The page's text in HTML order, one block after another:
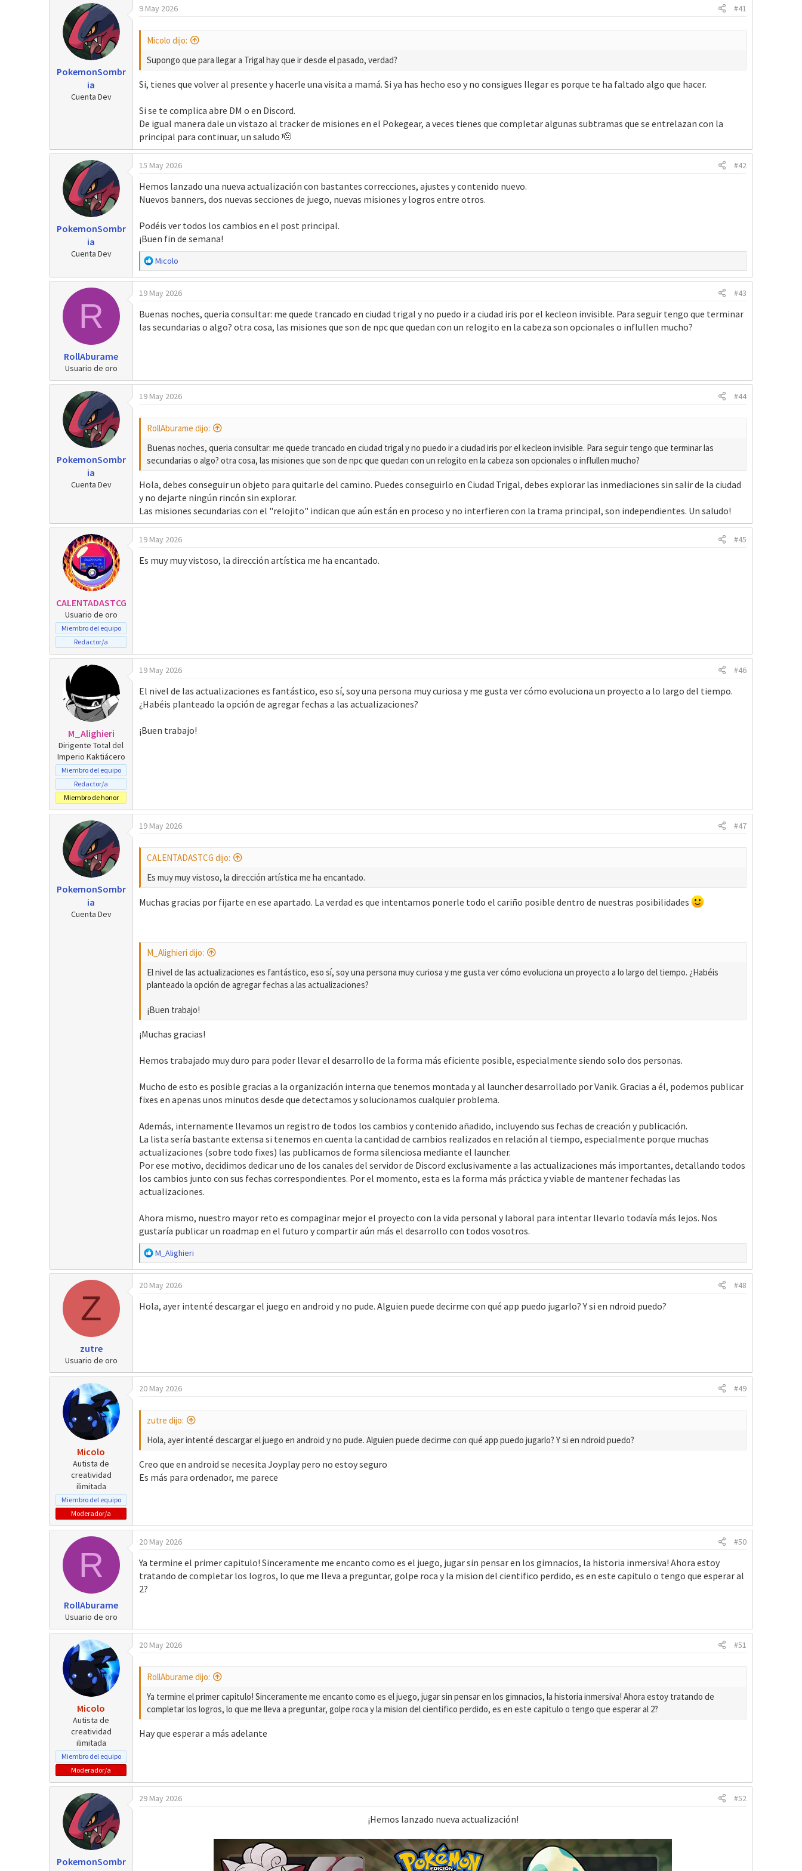
a
e
i
c
o
PokemonSombr
ia
Cuenta Dev
9 May 2026 #41
Micolo dijo:
Supongo que para llegar a Trigal hay que ir desde el pasado, verdad?
Si, tienes que volver al presente y hacerle una visita a mamá. Si ya has hecho eso y no consigues llegar es porque te ha faltado algo que hacer.
Si se te complica abre DM o en Discord.
De igual manera dale un vistazo al tracker de misiones en el Pokegear, a veces tienes que completar algunas subtramas que se entrelazan con la
principal para continuar, un saludo 🫡
PokemonSombr
ia
Cuenta Dev
15 May 2026 #42
Hemos lanzado una nueva actualización con bastantes correcciones, ajustes y contenido nuevo.
Nuevos banners, dos nuevas secciones de juego, nuevas misiones y logros entre otros.
Podéis ver todos los cambios en el post principal.
¡Buen fin de semana!
R
e
a
c
i
o
Micolo
R
RollAburame
Usuario de oro
19 May 2026 #43
Buenas noches, queria consultar: me quede trancado en ciudad trigal y no puedo ir a ciudad iris por el kecleon invisible. Para seguir tengo que terminar
las secundarias o algo? otra cosa, las misiones que son de npc que quedan con un relogito en la cabeza son opcionales o influllen mucho?
PokemonSombr
ia
Cuenta Dev
19 May 2026 #44
RollAburame dijo:
Buenas noches, queria consultar: me quede trancado en ciudad trigal y no puedo ir a ciudad iris por el kecleon invisible. Para seguir tengo que terminar las
secundarias o algo? otra cosa, las misiones que son de npc que quedan con un relogito en la cabeza son opcionales o influllen mucho?
Hola, debes conseguir un objeto para quitarle del camino. Puedes conseguirlo en Ciudad Trigal, debes explorar las inmediaciones sin salir de la ciudad
y no dejarte ningún rincón sin explorar.
Las misiones secundarias con el "relojito" indican que aún están en proceso y no interfieren con la trama principal, son independientes. Un saludo!
CALENTADASTCG
Usuario de oro
Miembro del equipo
Redactor/a
19 May 2026 #45
Es muy muy vistoso, la dirección artística me ha encantado.
M_Alighieri
Dirigente Total del
Imperio Kaktiácero
Miembro del equipo
Redactor/a
Miembro de honor
19 May 2026 #46
El nivel de las actualizaciones es fantástico, eso sí, soy una persona muy curiosa y me gusta ver cómo evoluciona un proyecto a lo largo del tiempo.
¿Habéis planteado la opción de agregar fechas a las actualizaciones?
¡Buen trabajo!
PokemonSombr
ia
Cuenta Dev
19 May 2026 #47
CALENTADASTCG dijo:
Es muy muy vistoso, la dirección artística me ha encantado.
Muchas gracias por fijarte en ese apartado. La verdad es que intentamos ponerle todo el cariño posible dentro de nuestras posibilidades
M_Alighieri dijo:
El nivel de las actualizaciones es fantástico, eso sí, soy una persona muy curiosa y me gusta ver cómo evoluciona un proyecto a lo largo del tiempo. ¿Habéis
planteado la opción de agregar fechas a las actualizaciones?
¡Buen trabajo!
¡Muchas gracias!
Hemos trabajado muy duro para poder llevar el desarrollo de la forma más eficiente posible, especialmente siendo solo dos personas.
Mucho de esto es posible gracias a la organización interna que tenemos montada y al launcher desarrollado por Vanik. Gracias a él, podemos publicar
fixes en apenas unos minutos desde que detectamos y solucionamos cualquier problema.
Además, internamente llevamos un registro de todos los cambios y contenido añadido, incluyendo sus fechas de creación y publicación.
La lista sería bastante extensa si tenemos en cuenta la cantidad de cambios realizados en relación al tiempo, especialmente porque muchas
actualizaciones (sobre todo fixes) las publicamos de forma silenciosa mediante el launcher.
Por ese motivo, decidimos dedicar uno de los canales del servidor de Discord exclusivamente a las actualizaciones más importantes, detallando todos
los cambios junto con sus fechas correspondientes. Por el momento, esta es la forma más práctica y viable de mantener fechadas las
actualizaciones.
Ahora mismo, nuestro mayor reto es compaginar mejor el proyecto con la vida personal y laboral para intentar llevarlo todavía más lejos. Nos
gustaría publicar un roadmap en el futuro y compartir aún más el desarrollo con todos vosotros.
R
e
a
c
i
M_Alighieri
Z
zutre
Usuario de oro
20 May 2026 #48
Hola, ayer intenté descargar el juego en android y no pude. Alguien puede decirme con qué app puedo jugarlo? Y si en ndroid puedo?
Micolo
Autista de
creatividad
ilimitada
Miembro del equipo
Moderador/a
20 May 2026 #49
zutre dijo:
Hola, ayer intenté descargar el juego en android y no pude. Alguien puede decirme con qué app puedo jugarlo? Y si en ndroid puedo?
Creo que en android se necesita Joyplay pero no estoy seguro
Es más para ordenador, me parece
R
RollAburame
Usuario de oro
20 May 2026 #50
Ya termine el primer capitulo! Sinceramente me encanto como es el juego, jugar sin pensar en los gimnacios, la historia inmersiva! Ahora estoy
tratando de completar los logros, lo que me lleva a preguntar, golpe roca y la mision del cientifico perdido, es en este capitulo o tengo que esperar al
2?
Micolo
Autista de
creatividad
ilimitada
Miembro del equipo
Moderador/a
20 May 2026 #51
RollAburame dijo:
Ya termine el primer capitulo! Sinceramente me encanto como es el juego, jugar sin pensar en los gimnacios, la historia inmersiva! Ahora estoy tratando de
completar los logros, lo que me lleva a preguntar, golpe roca y la mision del cientifico perdido, es en este capitulo o tengo que esperar al 2?
Hay que esperar a más adelante
PokemonSombr
29 May 2026 #52
¡Hemos lanzado nueva actualización!